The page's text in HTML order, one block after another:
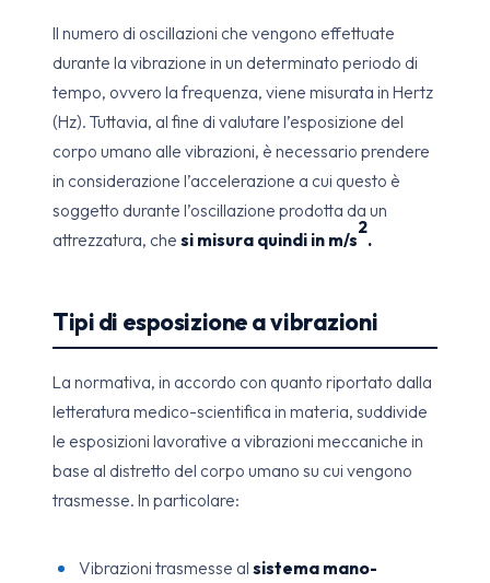
Il numero di oscillazioni che vengono effettuate
durante la vibrazione in un determinato periodo di
tempo, ovvero la frequenza, viene misurata in Hertz
(Hz). Tuttavia, al fine di valutare l’esposizione del
corpo umano alle vibrazioni, è necessario prendere
in considerazione l’accelerazione a cui questo è
soggetto durante l’oscillazione prodotta da un
attrezzatura, che si misura quindi in m/s
2
.
Tipi di esposizione a vibrazioni
La normativa, in accordo con quanto riportato dalla
letteratura medico-scientifica in materia, suddivide
le esposizioni lavorative a vibrazioni meccaniche in
base al distretto del corpo umano su cui vengono
trasmesse. In particolare:
Vibrazioni trasmesse al sistema mano-